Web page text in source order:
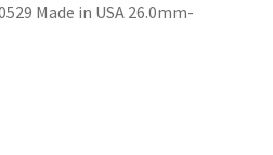
Made in USA 26.0mm-